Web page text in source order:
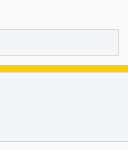
por no ir
evidentes.
que el primer
para relatar algo
han
problema
que hacer el